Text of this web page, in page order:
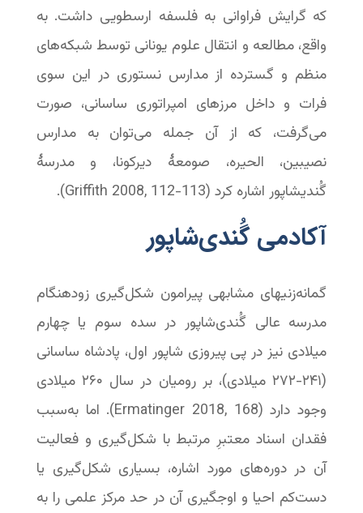
که گرایش فراوانی به فلسفه ارسطویی داشت. به
واقع، مطالعه و انتقال علوم یونانی توسط شبکه‌های
منظم و گسترده از مدارس نستوری در این سوی
فرات و داخل مرزهای امپراتوری ساسانی، صورت
می‌گرفت، که از آن جمله می‌توان به مدارس
نصیبین، الحیره، صومعهٔ دیرکونا، و مدرسهٔ
گُندیشاپور اشاره کرد ‬‬‬‬‬‬‬‬‬‬‬‬‬(Griffith 2008, 112-113).‬‬‬‬‬‬‬‬‬‬‬‬‬‬‬‬‬‬‬‬‬‬‬‬‬‬
آکادمی گُندی‌شاپور
گمانه‌زنیهای مشابهی پیرامون شکل‌گیری زودهنگام
مدرسه عالی گُندی‌شاپور در سده سوم یا چهارم
میلادی نیز در پی پیروزی شاپور اول، پادشاه ساسانی
(۲۴۱-۲۷۲ میلادی)، بر رومیان در سال ۲۶۰ میلادی
وجود دارد (Ermatinger 2018, 168). اما به‌سبب
فقدان اسناد معتبرِ مرتبط با شکل‌گیری و فعالیت
آن در دوره‌های مورد اشاره، بسیاری شکل‌گیری یا
دست‌کم احیا و اوجگیری آن در حد مرکز علمی را به